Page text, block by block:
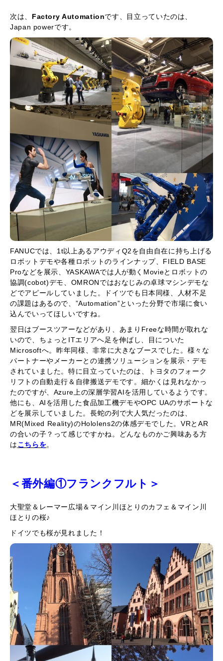
次は、 Factory Automationです、目立っていたのは、
Japan powerです。
FANUCでは、1t以上あるアウディQ2を自由自在に持ち上げる
ロボットデモや各種ロボットのラインナップ、FIELD BASE
Proなどを展示、YASKAWAでは人が動くMovieとロボットの
協調(cobot)デモ、OMRONではおなじみの卓球マシンデモな
どでアピールしていました。ドイツでも日本同様、人材不足
の課題はあるので、”Automation”といった分野で市場に食い
込んでいってほしいですね。
翌日はブースツアーなどがあり、あまりFreeな時間が取れな
いので、ちょっとITエリアへ足を伸ばし、目についた
Microsoftへ。昨年同様、非常に大きなブースでした。様々な
パートナーやメーカーとの連携ソリューションを展示・デモ
されていました。特に目立っていたのは、トヨタのフォーク
リフトの自動走行＆自律搬送デモです。細かくは見れなかっ
たのですが、Azure上の深層学習AIを活用しているようです。
他にも、AIを活用した食品加工機デモやOPC UAのサポートな
どを展示していました。長蛇の列で大人気だったのは、
MR(Mixed Reality)のHololens2の体感デモでした。VRとAR
の合いの子？って感じですかね。どんなものかご興味ある方
はこちらを。
＜番外編①フランクフルト＞
大聖堂＆レーマー広場＆マイン川ほとりのカフェ＆マイン川
ほとりの桜♪
ドイツでも桜が見れました！